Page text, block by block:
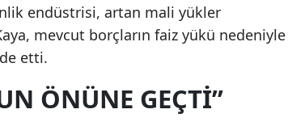
endüstrisi, artan mali yükler
mevcut borçların faiz yükü nedeniyle
etti.
ÖNÜNE GEÇTI”